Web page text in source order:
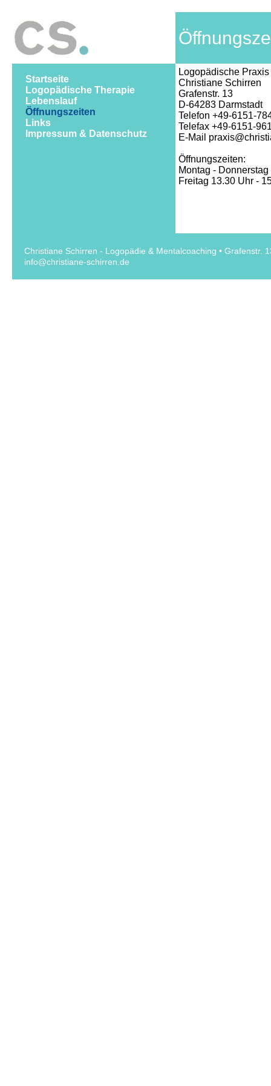
Startseite
Logopädische Therapie
Lebenslauf
Öffnungszeiten
Links
Impressum & Datenschutz
Logopädische Praxis
Christiane Schirren
Grafenstr. 13
D-64283 Darmstadt
Telefon +49-6151-
Telefax +49-6151-
E-Mail
Öffnungszeiten:
Montag -
Freitag 13.30 Uhr -
Christiane Schirren - Logopädie & Mentalcoaching • Grafenstr.
info@christiane-schirren.de